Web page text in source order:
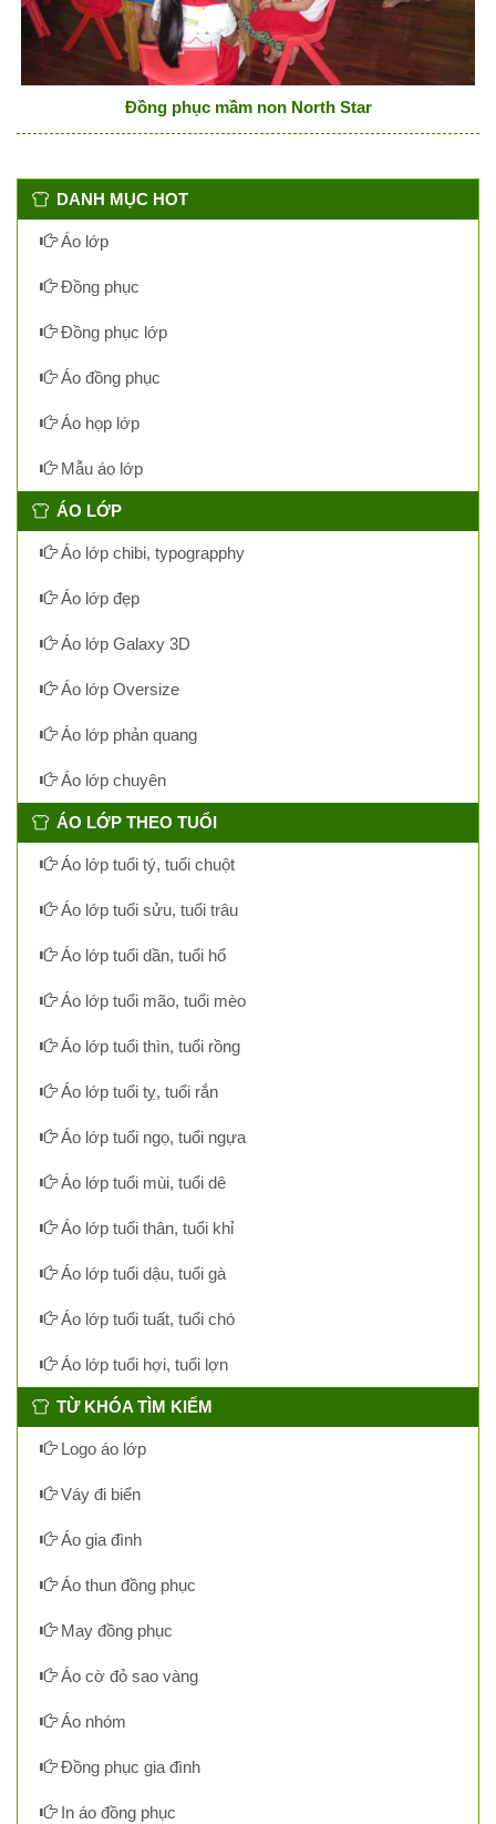
Đồng phục mầm non North Star
DANH MỤC HOT
Áo lớp
Đồng phục
Đồng phục lớp
Áo đồng phục
Áo họp lớp
Mẫu áo lớp
ÁO LỚP
Áo lớp chibi, typograpphy
Áo lớp đẹp
Áo lớp Galaxy 3D
Áo lớp Oversize
Áo lớp phản quang
Áo lớp chuyên
ÁO LỚP THEO TUỔI
Áo lớp tuổi tý, tuổi chuột
Áo lớp tuổi sửu, tuổi trâu
Áo lớp tuổi dần, tuổi hổ
Áo lớp tuổi mão, tuổi mèo
Áo lớp tuổi thìn, tuổi rồng
Áo lớp tuổi tỵ, tuổi rắn
Áo lớp tuổi ngọ, tuổi ngựa
Áo lớp tuổi mùi, tuổi dê
Áo lớp tuổi thân, tuổi khỉ
Áo lớp tuổi dậu, tuổi gà
Áo lớp tuổi tuất, tuổi chó
Áo lớp tuổi hợi, tuổi lợn
TỪ KHÓA TÌM KIẾM
Logo áo lớp
Váy đi biển
Áo gia đình
Áo thun đồng phục
May đồng phục
Áo cờ đỏ sao vàng
Áo nhóm
Đồng phục gia đình
In áo đồng phục